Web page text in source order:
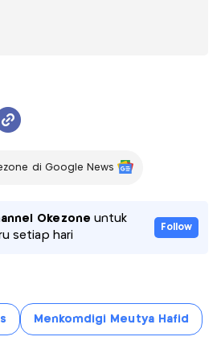
di Google News
Okezone untuk
setiap hari
Follow
Menkomdigi Meutya Hafid